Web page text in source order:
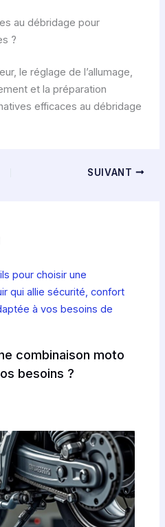
au débridage pour
?
le réglage de l’allumage,
et la préparation
efficaces au débridage
SUIVANT
combinaison moto
besoins ?